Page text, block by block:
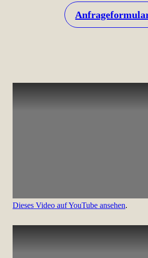
Dieses Video auf YouTube ansehen.